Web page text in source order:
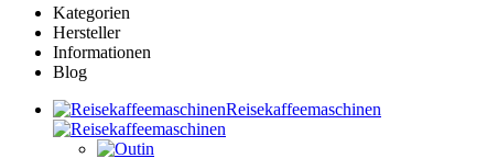
Kategorien
Hersteller
Informationen
Blog
Reisekaffeemaschinen